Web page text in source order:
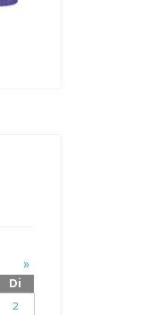
»
Di
2